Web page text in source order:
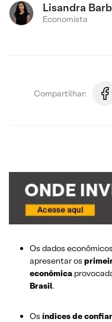
Lisandra
Economista
Compartilhar:
Os dados
apresentar os
econômica
Brasil.
Os índices de